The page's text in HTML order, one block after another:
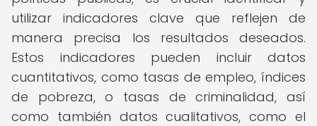
utilizar indicadores clave que reflejen de
manera precisa los resultados deseados.
Estos indicadores pueden incluir datos
cuantitativos, como tasas de empleo, índices
de pobreza, o tasas de criminalidad, así
como también datos cualitativos, como el